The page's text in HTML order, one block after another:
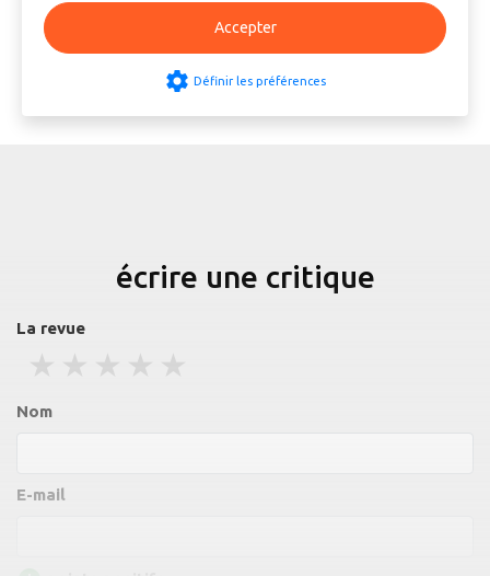
écrire une critique
La revue
4 stars
3 stars
2 stars
1 stars
Nom
E-mail
Accepter
settings Définir les préférences